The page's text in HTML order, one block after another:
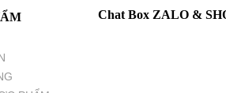
Chat Box ZALO &